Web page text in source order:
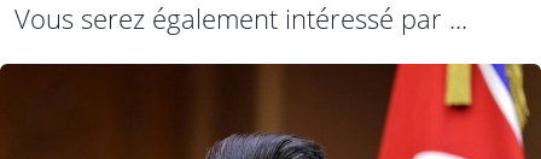
Vous serez également intéressé par ...